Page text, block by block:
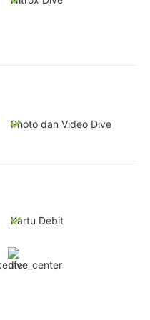
Photo dan Video Dive
Kartu Debit